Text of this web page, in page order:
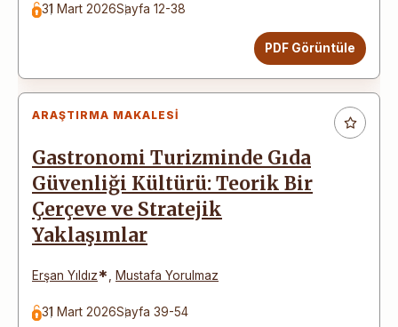
31 Mart 2026Sayfa 12-38
PDF Görüntüle
ARAŞTIRMA MAKALESI
Gastronomi Turizminde Gıda
Güvenliği Kültürü: Teorik Bir
Çerçeve ve Stratejik
Yaklaşımlar
Erşan Yıldız* Mustafa Yorulmaz
31 Mart 2026Sayfa 39-54